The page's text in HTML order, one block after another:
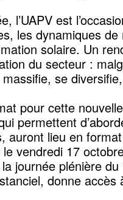
l’UAPV est
les dynamiques
solaire. Un
du secteur :
se
pour cette
permettent
auront lieu en
vendredi 17
la journée plénière
donne